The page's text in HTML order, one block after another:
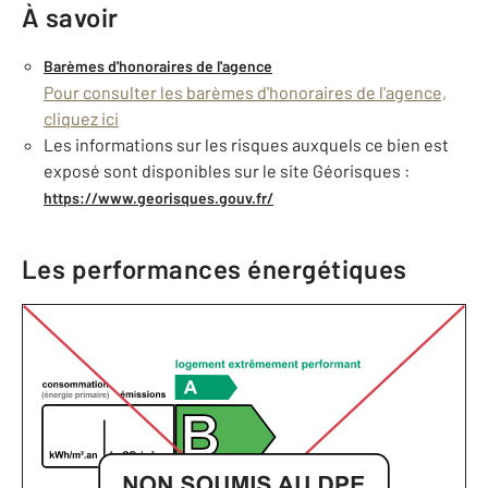
À savoir
Barèmes d'honoraires de l'agence
Pour consulter les barèmes d'honoraires de l'agence,
cliquez ici
Les informations sur les risques auxquels ce bien est
exposé sont disponibles sur le site Géorisques :
https://www.georisques.gouv.fr/
Les performances énergétiques